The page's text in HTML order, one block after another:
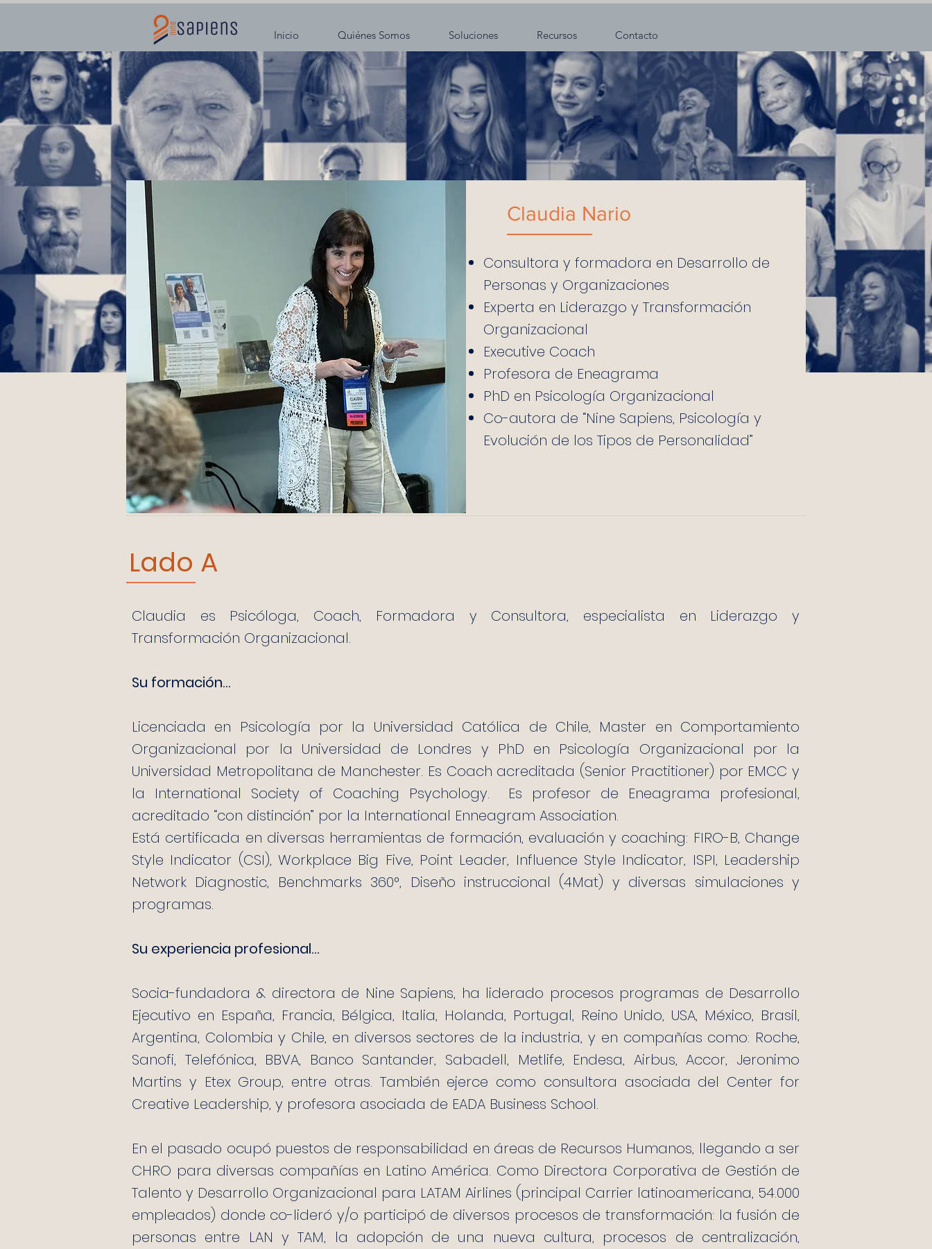
Inicio Quiénes Somos Soluciones Recursos Contacto
Claudia Nario
Consultora y formadora en Desarrollo de
Personas y Organizaciones
Experta en Liderazgo y Transformación
Organizacional
Executive Coach
Profesora de Eneagrama
PhD en Psicología Organizacional
Co-autora de “Nine Sapiens, Psicología y
Evolución de los Tipos de Personalidad”
Lado A
Claudia es Psicóloga, Coach, Formadora y Consultora, especialista en Liderazgo y
Transformación Organizacional.
Su formación…
Licenciada en Psicología por la Universidad Católica de Chile, Master en Comportamiento
Organizacional por la Universidad de Londres y PhD en Psicología Organizacional por la
Universidad Metropolitana de Manchester. Es Coach acreditada (Senior Practitioner) por EMCC y
la International Society of Coaching Psychology. Es profesor de Eneagrama profesional,
acreditado “con distinción” por la International Enneagram Association.
Está certificada en diversas herramientas de formación, evaluación y coaching: FIRO-B, Change
Style Indicator (CSI), Workplace Big Five, Point Leader, Influence Style Indicator, ISPI, Leadership
Network Diagnostic, Benchmarks 360°, Diseño instruccional (4Mat) y diversas simulaciones y
programas.
Su experiencia profesional…
Socia-fundadora & directora de Nine Sapiens, ha liderado procesos programas de Desarrollo
Ejecutivo en España, Francia, Bélgica, Italia, Holanda, Portugal, Reino Unido, USA, México, Brasil,
Argentina, Colombia y Chile, en diversos sectores de la industria, y en compañías como: Roche,
Sanofi, Telefónica, BBVA, Banco Santander, Sabadell, Metlife, Endesa, Airbus, Accor, Jeronimo
Martins y Etex Group, entre otras. También ejerce como consultora asociada del Center for
Creative Leadership, y profesora asociada de EADA Business School.
En el pasado ocupó puestos de responsabilidad en áreas de Recursos Humanos, llegando a ser
CHRO para diversas compañías en Latino América. Como Directora Corporativa de Gestión de
Talento y Desarrollo Organizacional para LATAM Airlines (principal Carrier latinoamericana, 54.000
empleados) donde co-lideró y/o participó de diversos procesos de transformación: la fusión de
personas entre LAN y TAM, la adopción de una nueva cultura, procesos de centralización,